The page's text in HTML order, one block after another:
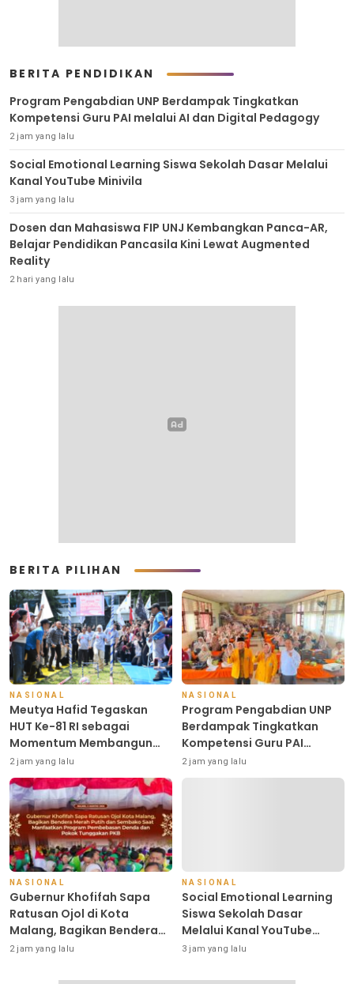
BERITA PENDIDIKAN
Program Pengabdian UNP Berdampak Tingkatkan
Kompetensi Guru PAI melalui AI dan Digital Pedagogy
2 jam yang lalu
Social Emotional Learning Siswa Sekolah Dasar Melalui
Kanal YouTube Minivila
3 jam yang lalu
Dosen dan Mahasiswa FIP UNJ Kembangkan Panca-AR,
Belajar Pendidikan Pancasila Kini Lewat Augmented
Reality
2 hari yang lalu
BERITA PILIHAN
NASIONAL
Meutya Hafid Tegaskan
HUT Ke-81 RI sebagai
Momentum Membangun
Kolaborasi yang Lebih Kuat
di Kemkomdigi
2 jam yang lalu
NASIONAL
Program Pengabdian UNP
Berdampak Tingkatkan
Kompetensi Guru PAI
melalui AI dan Digital
2 jam yang lalu
NASIONAL
Gubernur Khofifah Sapa
Ratusan Ojol di Kota
Malang, Bagikan Bendera
Merah Putih dan Sembako
2 jam yang lalu
NASIONAL
Social Emotional Learning
Siswa Sekolah Dasar
Melalui Kanal YouTube
Minivila
3 jam yang lalu